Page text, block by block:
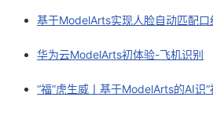
基于ModelArts实现人脸自动匹配
华为云ModelArts初体验-飞机识别
“福”虎生威丨基于ModelArts的AI识“